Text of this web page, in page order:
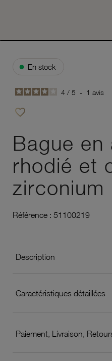
● En stock
4 / 5 - 1 avis
favorite_border
Bague en
rhodié et
zirconium
Référence : 51100219
Description
Caractéristiques détaillées
Paiement, Livraison,